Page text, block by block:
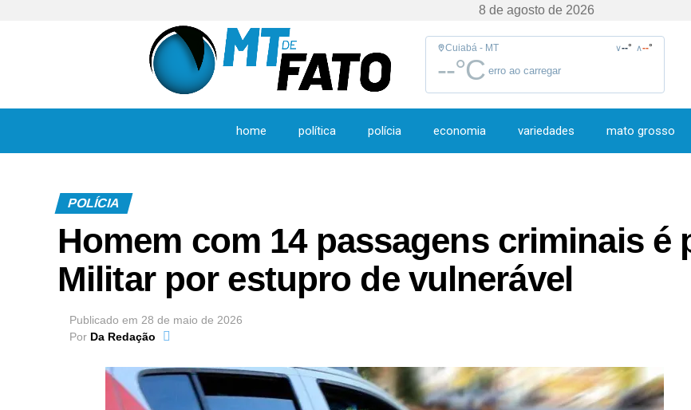
Cuiabá - MT ∨--° ∧--°
--°C erro ao carregar
home política polícia economia variedades mato grosso
8 de agosto de 2026
POLÍCIA
Homem com 14 passagens criminais é
Militar por estupro de vulnerável
Publicado em 28 de maio de 2026
Por Da Redação